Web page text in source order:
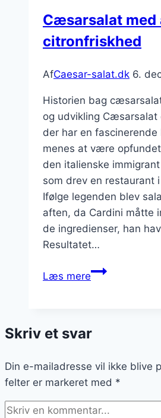
Cæsarsalat med
citronfriskhed
AfCaesar-salat.dk 6.
Historien bag
og udvikling Cæsarsalat
der har en fascinerende
menes at være opfundet
den italienske
som drev en restaurant
Ifølge legenden blev
aften, da Cardini måtte
de ingredienser, han
Resultatet…
Læs mereCæsarsalat
citronfriskhed
Skriv et svar
Din e-mailadresse vil ikke blive
felter er markeret med *